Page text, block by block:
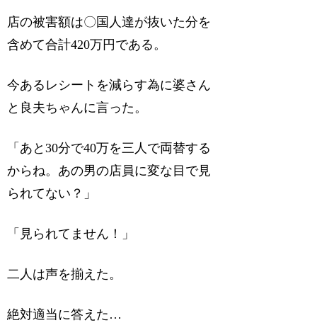
店の被害額は〇国人達が抜いた分を
含めて合計420万円である。
今あるレシートを減らす為に婆さん
と良夫ちゃんに言った。
「あと30分で40万を三人で両替する
からね。あの男の店員に変な目で見
られてない？」
「見られてません！」
二人は声を揃えた。
絶対適当に答えた…